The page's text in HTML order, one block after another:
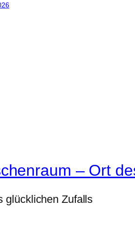
– Ort
glücklichen Zufalls